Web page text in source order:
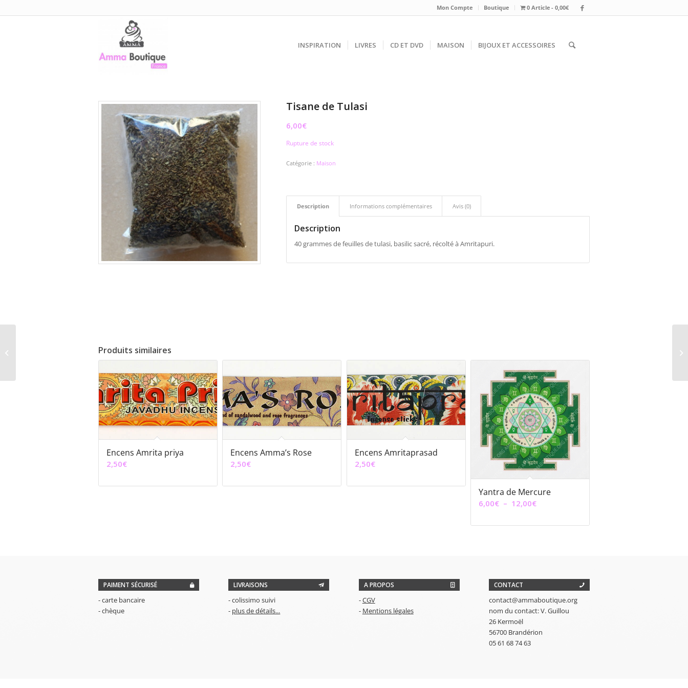
Mon Compte Boutique 0 Article 0,00€
INSPIRATION LIVRES CD ET DVD MAISON BIJOUX ET ACCESSOIRES
Tisane de Tulasi
6,00€
Rupture de stock
Catégorie : Maison
Description Informations complémentaires Avis (0)
Description
40 grammes de feuilles de tulasi, basilic sacré, récolté à Amritapuri.
Produits similaires
Encens Amrita priya
2,50€
Encens Amma’s Rose
2,50€
Encens Amritaprasad
2,50€
Yantra de Mercure
6,00€ – 12,00€Plage
prix :
PAIMENT SÉCURISÉ
- carte bancaire
- chèque
LIVRAISONS
- colissimo suivi
- plus de détails...
A PROPOS
-CGV
- Mentions légales
CONTACT
contact@ammaboutique.org
nom du contact: V. Guillou
26 Kermoël
56700 Brandérion
05 61 68 74 63